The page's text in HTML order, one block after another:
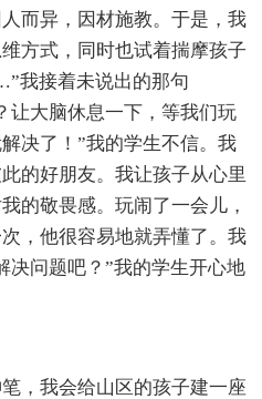
而异，因材施教。于是，我
方式，同时也试着揣摩孩子
我接着未说出的那句
让大脑休息一下，等我们玩
决了！”我的学生不信。我
的好朋友。我让孩子从心里
的敬畏感。玩闹了一会儿，
，他很容易地就弄懂了。我
决问题吧？”我的学生开心地
，我会给山区的孩子建一座